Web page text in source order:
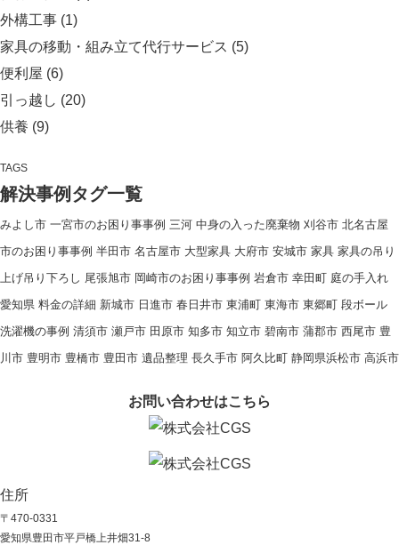
外構工事 (1)
家具の移動・組み立て代行サービス (5)
便利屋 (6)
引っ越し (20)
供養 (9)
TAGS
解決事例タグ一覧
みよし市 一宮市のお困り事事例 三河 中身の入った廃棄物 刈谷市 北名古屋
市のお困り事事例 半田市 名古屋市 大型家具 大府市 安城市 家具 家具の吊り
上げ吊り下ろし 尾張旭市 岡崎市のお困り事事例 岩倉市 幸田町 庭の手入れ
愛知県 料金の詳細 新城市 日進市 春日井市 東浦町 東海市 東郷町 段ボール
洗濯機の事例 清須市 瀬戸市 田原市 知多市 知立市 碧南市 蒲郡市 西尾市 豊
川市 豊明市 豊橋市 豊田市 遺品整理 長久手市 阿久比町 静岡県浜松市 高浜市
お問い合わせはこちら
住所
〒470-0331
愛知県豊田市平戸橋上井畑31-8